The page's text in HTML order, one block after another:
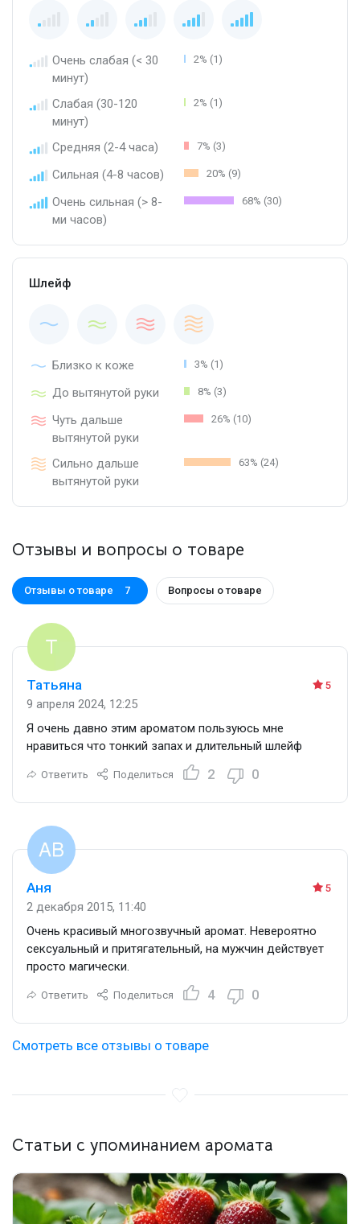
Очень слабая (< 30
минут)
2% (1)
Слабая (30-120
минут)
2% (1)
Средняя (2-4 часа) 7% (3)
Сильная (4-8 часов) 20% (9)
Очень сильная (> 8-
ми часов)
68% (30)
Шлейф
Близко к коже 3% (1)
До вытянутой руки 8% (3)
Чуть дальше
вытянутой руки
26% (10)
Сильно дальше
вытянутой руки
63% (24)
Отзывы и вопросы о товаре
Отзывы о товаре 7 Вопросы о товаре
5
Татьяна
9 апреля 2024, 12:25
Я очень давно этим ароматом пользуюсь мне
нравиться что тонкий запах и длительный шлейф
Ответить Поделиться 2 0
5
Аня
2 декабря 2015, 11:40
Очень красивый многозвучный аромат. Невероятно
сексуальный и притягательный, на мужчин действует
просто магически.
Ответить Поделиться 4 0
Смотреть все отзывы о товаре
Статьи с упоминанием аромата